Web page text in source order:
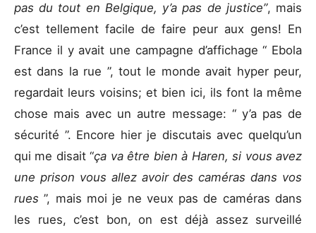
pas du tout en Belgique, y’a pas de justice”, mais
c’est tellement facile de faire peur aux gens! En
France il y avait une campagne d’affichage “ Ebola
est dans la rue ”, tout le monde avait hyper peur,
regardait leurs voisins; et bien ici, ils font la même
chose mais avec un autre message: “ y’a pas de
sécurité ”. Encore hier je discutais avec quelqu’un
qui me disait “ça va être bien à Haren, si vous avez
une prison vous allez avoir des caméras dans vos
rues”, mais moi je ne veux pas de caméras dans
les rues, c’est bon, on est déjà assez surveillé